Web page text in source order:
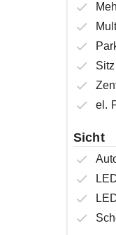
el.
Sicht